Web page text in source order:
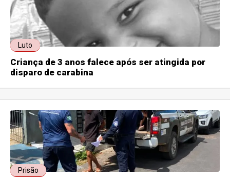
Luto
Criança de 3 anos falece após ser atingida por
disparo de carabina
Prisão